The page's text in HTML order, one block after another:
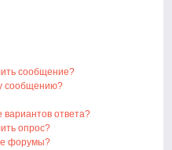
сообщение?
сообщению?
вариантов ответа?
опрос?
форумы?